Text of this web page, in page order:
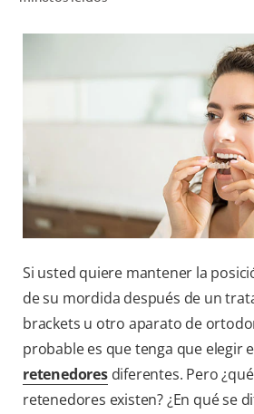
Si usted quiere mantener la
de su mordida después de un
brackets u otro aparato de
probable es que tenga que elegir
retenedoresdiferentes. Pero
retenedores existen? ¿En qué se